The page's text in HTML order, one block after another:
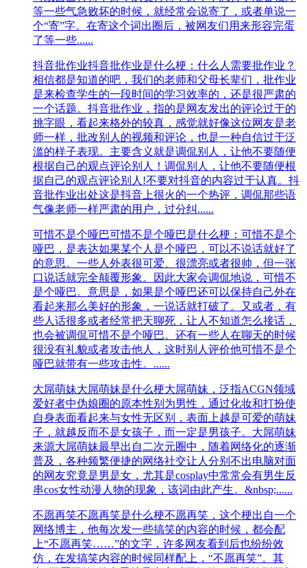
等一些气急败坏的时候，就经常会说寄了，或者单说一
个“寄”字。在寄这个词出圈后，被网友们用来形容完蛋
了等一些......
抖音批作业抖音批作业是什么梗：什么人需要批作业？
相信都是知道的吧，我们的老师和父母长辈们，批作业
是来检查学生的一段时间的学习效率的，还是很严肃的
一个话题。抖音批作业，指的是网友发出的评论过于的
挑字眼，看起来格外的较真，感觉就好像这位网友是老
师一样，批改别人的视频和评论，也是一种自信过于泛
滥的样子表现。主要含义就是调侃别人，让他不要随便
根据自己的观点评论别人！调侃别人，让他不要随便根
据自己的观点评论别人!不要对抖音的内容过于认真。抖
音批作业出处这是抖音上很火的一个热评，调侃那些语
气像老师一样严肃的用户，过分纠......
可惜不是个哑巴可惜不是个哑巴是什么梗：可惜不是个
哑巴，是表达如果某个人是个哑巴，可以不说话就好了
的意思。一些人外表很可爱、很漂亮或者很帅，但一张
口说话就完全颠覆形象。因此大家会调侃地说，可惜不
是个哑巴。意思是，如果是个哑巴还可以保持自己外在
看起来那么美好的形象，一说话就打破了。又或者，有
些人话很多或者经常把天聊死，让人不知道怎么接话，
也会被调侃可惜不是个哑巴。还有一些人在聊天的时候
很没有礼貌或者攻击他人，这时别人评价他可惜不是个
哑巴就带有一些攻击性。......
大屌萌妹大屌萌妹是什么梗大屌萌妹，泛指ACGN领域
爱好者中伪娘圈的原本性别为男性，通过化妆和打扮使
自身表面看起来与女性无区别，表面上越是可爱的萌妹
子，就越反而不是女孩子，而一定是男孩子。大屌萌妹
来源大屌萌妹最早出自二次元圈中，随着网络化的逐渐
普及，各种频繁便捷的网络社交让人分别不出电脑对面
的网友究竟是男是女，尤其是cosplay中常常会有男生反
串cos女性动漫人物的现象，该词由此产生。&nbsp;......
不愿再笑不愿再笑是什么梗不愿再笑，这个梗出自一个
网络博主，他每次发一些搞笑的内容的时候，都会配
上“不愿再笑……”的文字，许多网友看到后也纷纷效
仿，在发搞笑内容的时候同样配上，“不愿再笑”。其